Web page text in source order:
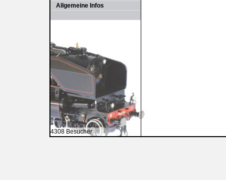
Allgemeine Infos
4308 Besucher